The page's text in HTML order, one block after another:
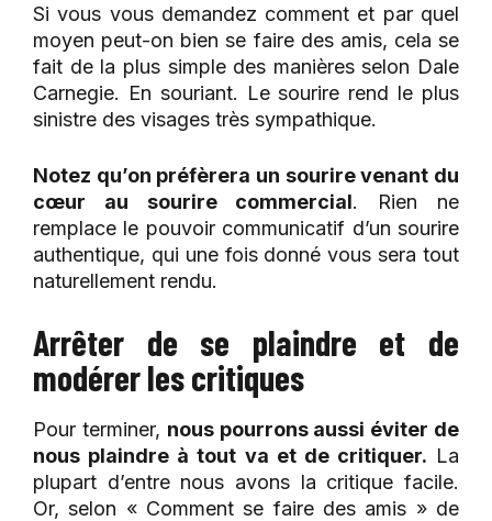
Si vous vous demandez comment et par quel
moyen peut-on bien se faire des amis, cela se
fait de la plus simple des manières selon Dale
Carnegie. En souriant. Le sourire rend le plus
sinistre des visages très sympathique.
Notez qu’on préfèrera un sourire venant du
cœur au sourire commercial. Rien ne
remplace le pouvoir communicatif d’un sourire
authentique, qui une fois donné vous sera tout
naturellement rendu.
Arrêter de se plaindre et de
modérer les critiques
Pour terminer, nous pourrons aussi éviter de
nous plaindre à tout va et de critiquer. La
plupart d’entre nous avons la critique facile.
Or, selon « Comment se faire des amis » de